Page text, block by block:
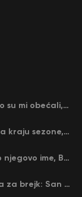
Zašto Rade Krunić ne igra za Srbiju? “Iako su mi obećali, niko me nije zvao…”
Kraj jedne ere – Gvardiola napušta Siti na kraju sezone, menja ga njegov nekadašnji rival
Nejmar ide na Mundijal: Anćeloti pročitao njegovo ime, Brazil u delirijumu (VIDEO)
Strašni Vembanjama “izudarao” šampiona za brejk: San Antonio poveo protiv Oklahome